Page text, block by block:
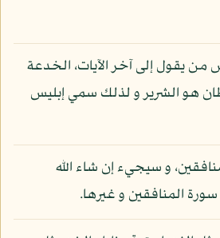
من يقول إلى آخر الآيات، الخدعة
هو الشرير و لذلك سمي إبليس
و سيجيء إن شاء الله
المنافقين و غيرها.